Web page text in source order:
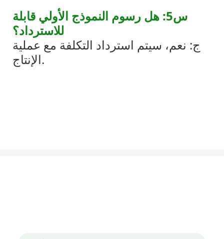
س5: هل رسوم النموذج الأولي قابلة
للاسترداد؟
ج: نعم، سيتم استرداد التكلفة مع عملية
الإنتاج.